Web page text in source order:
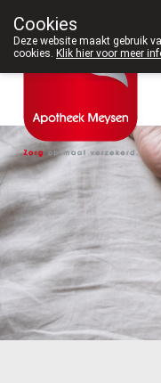
Cookies
Deze website maakt gebruik
cookies. Klik hier voor meer